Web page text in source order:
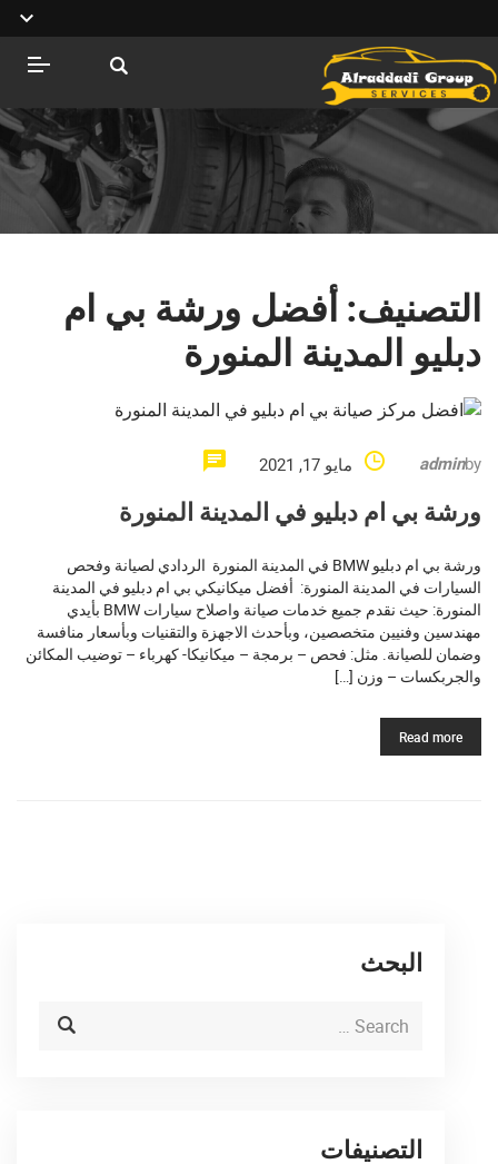
التصنيف: أفضل ورشة بي ام
دبليو المدينة المنورة
by
admin مايو 17, 2021
ورشة بي ام دبليو في المدينة المنورة
ورشة بي ام دبليو BMW في المدينة المنورة الردادي لصيانة وفحص
السيارات في المدينة المنورة: أفضل ميكانيكي بي ام دبليو في المدينة
المنورة: حيث نقدم جميع خدمات صيانة واصلاح سيارات BMW بأيدي
مهندسين وفنيين متخصصين، وبأحدث الاجهزة والتقنيات وبأسعار منافسة
وضمان للصيانة. مثل: فحص – برمجة – ميكانيكا- كهرباء – توضيب المكائن
والجربكسات – وزن […]
Read more
البحث
التصنيفات